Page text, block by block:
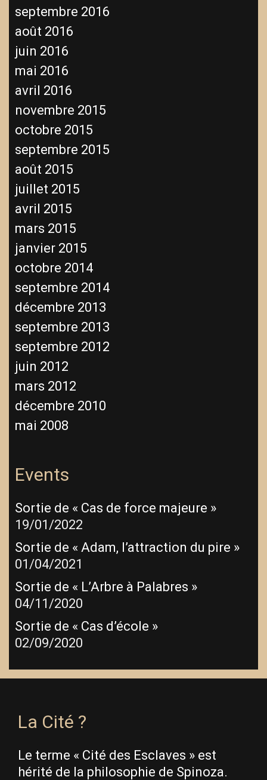
septembre 2016
août 2016
juin 2016
mai 2016
avril 2016
novembre 2015
octobre 2015
septembre 2015
août 2015
juillet 2015
avril 2015
mars 2015
janvier 2015
octobre 2014
septembre 2014
décembre 2013
septembre 2013
septembre 2012
juin 2012
mars 2012
décembre 2010
mai 2008
Events
Sortie de « Cas de force majeure »
19/01/2022
Sortie de « Adam, l’attraction du pire »
01/04/2021
Sortie de « L’Arbre à Palabres »
04/11/2020
Sortie de « Cas d’école »
02/09/2020
La Cité ?
Le terme « Cité des Esclaves » est
hérité de la philosophie de Spinoza.